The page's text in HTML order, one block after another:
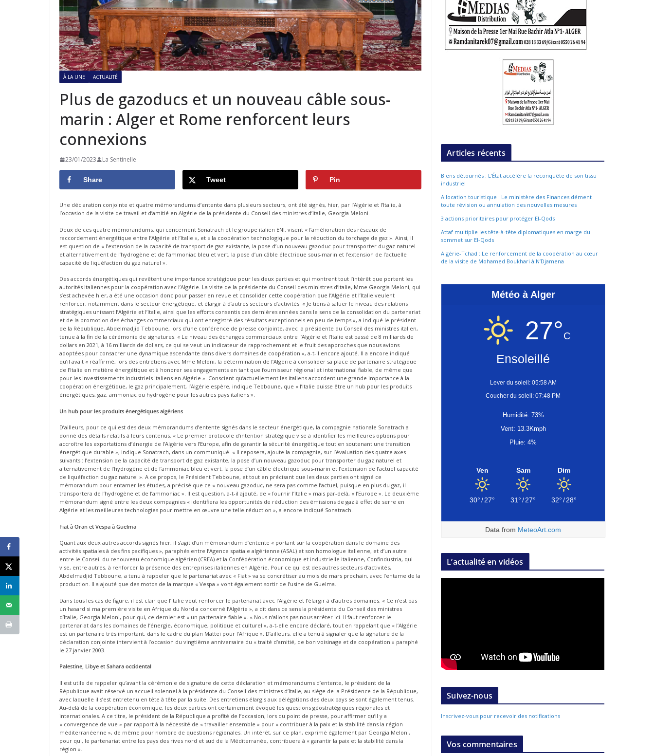
À LA UNE ACTUALITÉ
Plus de gazoducs et un nouveau câble sous-
marin : Alger et Rome renforcent leurs
connexions
23/01/2023 La Sentinelle
Share Tweet Pin
Une déclaration conjointe et quatre mémorandums d’entente dans plusieurs secteurs, ont été signés, hier, par l’Algérie et l’Italie, à
l’occasion de la visite de travail et d’amitié en Algérie de la présidente du Conseil des ministres d’Italie, Georgia Meloni.
Deux de ces quatre mémorandums, qui concernent Sonatrach et le groupe italien ENI, visent « l’amélioration des réseaux de
raccordement énergétique entre l’Algérie et l’Italie », et « la coopération technologique pour la réduction du torchage de gaz ». Ainsi, il
est question de « l’extension de la capacité de transport de gaz existante, la pose d’un nouveau gazoduc pour transporter du gaz naturel
et alternativement de l’hydrogène et de l’ammoniac bleu et vert, la pose d’un câble électrique sous-marin et l’extension de l’actuelle
capacité de liquéfaction du gaz naturel ».
Des accords énergétiques qui revêtent une importance stratégique pour les deux parties et qui montrent tout l’intérêt que portent les
autorités italiennes pour la coopération avec l’Algérie. La visite de la présidente du Conseil des ministres d’Italie, Mme Georgia Meloni, qui
s’est achevée hier, a été une occasion donc pour passer en revue et consolider cette coopération que l’Algérie et l’Italie veulent
renforcer, notamment dans le secteur énergétique, et élargir à d’autres secteurs d’activités. « Je tiens à saluer le niveau des relations
stratégiques unissant l’Algérie et l’Italie, ainsi que les efforts consentis ces dernières années dans le sens de la consolidation du partenariat
et de la promotion des échanges commerciaux qui ont enregistré des résultats exceptionnels en peu de temps », a indiqué le président
de la République, Abdelmadjid Tebboune, lors d’une conférence de presse conjointe, avec la présidente du Conseil des ministres italien,
tenue à la fin de la cérémonie de signatures. « Le niveau des échanges commerciaux entre l’Algérie et l’Italie est passé de 8 milliards de
dollars en 2021, à 16 milliards de dollars, ce qui se veut un indicateur de rapprochement et le fruit des approches que nous avions
adoptées pour consacrer une dynamique ascendante dans divers domaines de coopération », a-t-il encore ajouté. Il a encore indiqué
qu’il avait « réaffirmé, lors des entretiens avec Mme Meloni, la détermination de l’Algérie à consolider sa place de partenaire stratégique
de l’Italie en matière énergétique et à honorer ses engagements en tant que fournisseur régional et international fiable, de même que
pour les investissements industriels italiens en Algérie ». Conscient qu’actuellement les italiens accordent une grande importance à la
coopération énergétique, le gaz principalement, l’Algérie espère, indique Tebboune, que « l’Italie puisse être un hub pour les produits
énergétiques, gaz, ammoniac ou hydrogène pour les autres pays italiens ».
Un hub pour les produits énergétiques algériens
D’ailleurs, pour ce qui est des deux mémorandums d’entente signés dans le secteur énergétique, la compagnie nationale Sonatrach a
donné des détails relatifs à leurs contenus. « Le premier protocole d’intention stratégique vise à identifier les meilleures options pour
accroître les exportations d’énergie de l’Algérie vers l’Europe, afin de garantir la sécurité énergétique tout en soutenant une transition
énergétique durable », indique Sonatrach, dans un communiqué. « Il reposera, ajoute la compagnie, sur l’évaluation des quatre axes
suivants : l’extension de la capacité de transport de gaz existante, la pose d’un nouveau gazoduc pour transporter du gaz naturel et
alternativement de l’hydrogène et de l’ammoniac bleu et vert, la pose d’un câble électrique sous-marin et l’extension de l’actuel capacité
de liquéfaction du gaz naturel ». A ce propos, le Président Tebboune, et tout en précisant que les deux parties ont signé ce
mémorandum pour entamer les études, a précisé que ce « nouveau gazoduc, ne sera pas comme l’actuel, puisque en plus du gaz, il
transportera de l’hydrogène et de l’ammoniac ». Il est question, a-t-il ajouté, de « fournir l’Italie » mais par-delà, « l’Europe ». Le deuxième
mémorandum signé entre les deux compagnies « identifiera les opportunités de réduction des émissions de gaz à effet de serre en
Algérie et les meilleures technologies pour mettre en œuvre une telle réduction », a encore indiqué Sonatrach.
Fiat à Oran et Vespa à Guelma
Quant aux deux autres accords signés hier, il s’agit d’un mémorandum d’entente « portant sur la coopération dans le domaine des
activités spatiales à des fins pacifiques », paraphés entre l’Agence spatiale algérienne (ASAL) et son homologue italienne, et d’un autre
entre le Conseil du renouveau économique algérien (CREA) et la Confédération économique et industrielle italienne, Confindustria, qui
vise, entre autres, à renforcer la présence des entreprises italiennes en Algérie. Pour ce qui est des autres secteurs d’activités,
Abdelmadjid Tebboune, a tenu à rappeler que le partenariat avec « Fiat » va se concrétiser au mois de mars prochain, avec l’entame de la
production. Il a ajouté que des motos de la marque « Vespa » vont également sortir de l’usine de Guelma.
Dans tous les cas de figure, il est clair que l’Italie veut renforcer le partenariat avec l’Algérie et l’élargir à d’autres domaines. « Ce n’est pas
un hasard si ma première visite en Afrique du Nord a concerné l’Algérie », a dit dans ce sens la présidente du Conseil des ministres
d’Italie, Georgia Meloni, pour qui, ce dernier est « un partenaire fiable ». « Nous n’allons pas nous arrêter ici. Il faut renforcer le
partenariat dans les domaines de l’énergie, économique, politique et culturel », a-t-elle encore déclaré, tout en rappelant que « l’Algérie
est un partenaire très important, dans le cadre du plan Mattei pour l’Afrique ». D’ailleurs, elle a tenu à signaler que la signature de la
déclaration conjointe intervient à l’occasion du vingtième anniversaire du « traité d’amitié, de bon voisinage et de coopération » paraphé
le 27 janvier 2003.
Palestine, Libye et Sahara occidental
Il est utile de rappeler qu’avant la cérémonie de signature de cette déclaration et mémorandums d’entente, le président de la
République avait réservé un accueil solennel à la présidente du Conseil des ministres d’Italie, au siège de la Présidence de la République,
avec laquelle il s’est entretenu en tête à tête par la suite. Des entretiens élargis aux délégations des deux pays se sont également tenus.
Au-delà de la coopération économique, les deux parties ont certainement évoqué les questions géostratégiques régionales et
internationales. A ce titre, le président de la République a profité de l’occasion, lors du point de presse, pour affirmer qu’il y a
« convergence de vue » par rapport à la nécessité de « travailler ensemble » pour « contribuer à la paix et la stabilité dans la région
méditerranéenne », de même pour nombre de questions régionales. Un intérêt, sur ce plan, exprimé également par Georgia Meloni,
pour qui, le partenariat entre les pays des rives nord et sud de la Méditerranée, contribuera à « garantir la paix et la stabilité dans la
région ».
Articles récents
Biens détournés : L’État accélère la reconquête de son tissu
industriel
Allocation touristique : Le ministère des Finances dément
toute révision ou annulation des nouvelles mesures
3 actions prioritaires pour protéger El-Qods
Attaf multiplie les tête-à-tête diplomatiques en marge du
sommet sur El-Qods
Algérie-Tchad : Le renforcement de la coopération au cœur
de la visite de Mohamed Boukhari à N’Djamena
Météo à Alger
27°C
Ensoleillé
Lever du soleil: 05:58 AM
Coucher du soleil: 07:48 PM
Humidité: 73%
Vent: 13.3Kmph
Pluie: 4%
Ven
30°/27°
Sam
31°/27°
Dim
32°/28°
Data from MeteoArt.com
L’actualité en vidéos
Suivez-nous
Inscrivez-vous pour recevoir des notifications
Vos commentaires